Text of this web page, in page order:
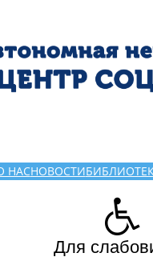
НАСНОВОСТИ
Для